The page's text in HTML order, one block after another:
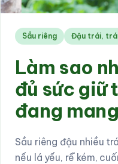
Sầu riêng Đậu trái,
Làm sao
đủ sức giữ
đang
Sầu riêng đậu nhiều
nếu lá yếu, rễ kém,